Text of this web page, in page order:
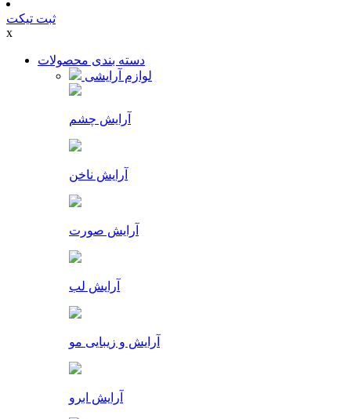
ثبت تیکت
x
دسته بندی محصولات
لوازم آرایشی
آرایش چشم
آرایش ناخن
آرایش صورت
آرایش لب
آرایش و زیبایی مو
آرایش ابرو